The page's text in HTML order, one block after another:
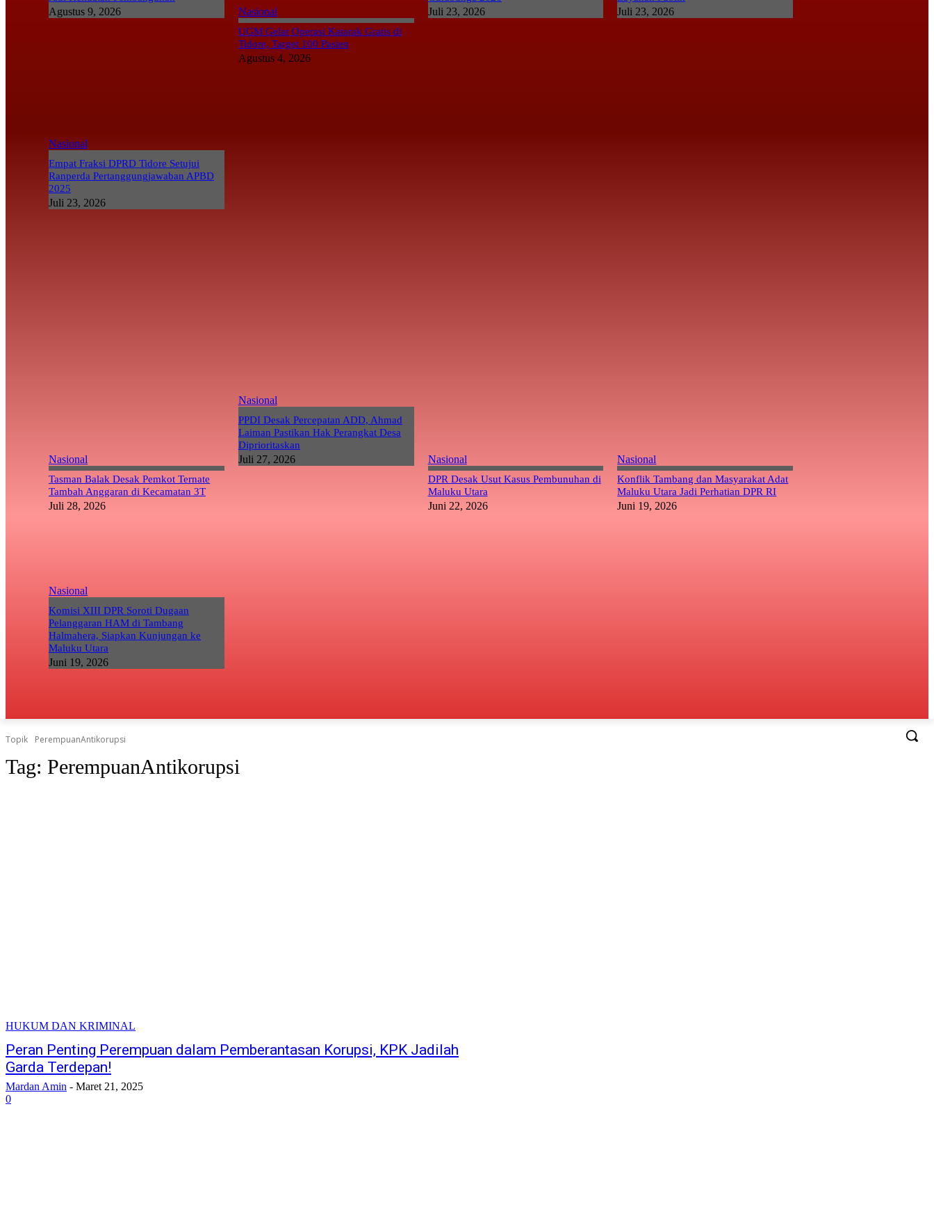
Agustus 9, 2026 Nasional
UGM Gelar Operasi Katarak Gratis di
Tidore, Target 100 Pasien
Agustus 4, 2026
Juli 23, 2026 Juli 23, 2026
Nasional
Empat Fraksi DPRD Tidore Setujui
Ranperda Pertanggungjawaban APBD
2025
Juli 23, 2026
Nasional
Tasman Balak Desak Pemkot Ternate
Tambah Anggaran di Kecamatan 3T
Juli 28, 2026
Nasional
PPDI Desak Percepatan ADD, Ahmad
Laiman Pastikan Hak Perangkat Desa
Diprioritaskan
Juli 27, 2026 Nasional
DPR Desak Usut Kasus Pembunuhan di
Maluku Utara
Juni 22, 2026
Nasional
Konflik Tambang dan Masyarakat Adat
Maluku Utara Jadi Perhatian DPR RI
Juni 19, 2026
Nasional
Komisi XIII DPR Soroti Dugaan
Pelanggaran HAM di Tambang
Halmahera, Siapkan Kunjungan ke
Maluku Utara
Juni 19, 2026
Topik PerempuanAntikorupsi
Tag: PerempuanAntikorupsi
HUKUM DAN KRIMINAL
Peran Penting Perempuan dalam Pemberantasan Korupsi, KPK Jadilah
Garda Terdepan!
Mardan Amin - Maret 21, 2025
0